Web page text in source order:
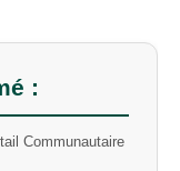
:
Communautaire